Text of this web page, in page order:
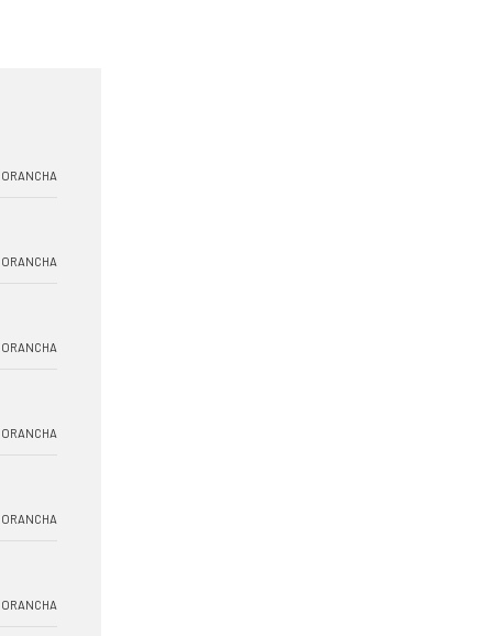
ORANCHA
ORANCHA
ORANCHA
ORANCHA
ORANCHA
ORANCHA